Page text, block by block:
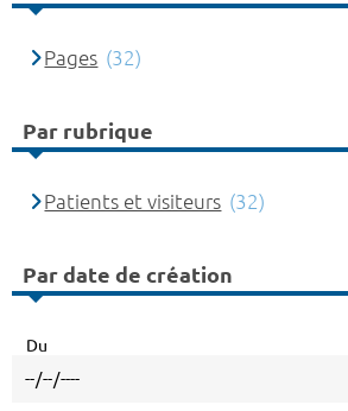
Pages (32)
Par rubrique
Patients et visiteurs (32)
Par date de création
Du